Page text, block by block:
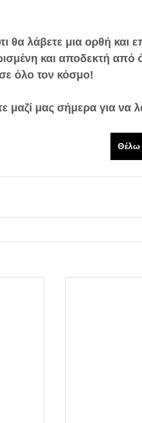
θα λάβετε μια ορθή
και αποδεκτή από
όλο τον κόσμο!
μαζί μας σήμερα για να